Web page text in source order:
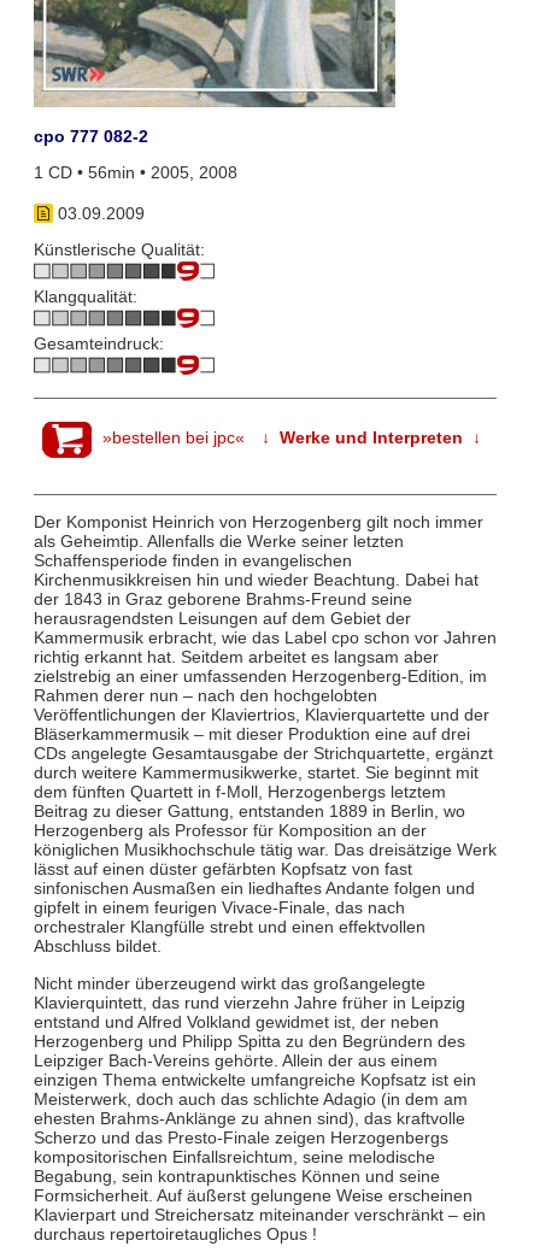
cpo 777 082-2
1 CD • 56min • 2005, 2008
03.09.2009
Künstlerische Qualität:
Klangqualität:
Gesamteindruck:
»bestellen bei jpc« ↓ Werke und Interpreten ↓
Der Komponist Heinrich von Herzogenberg gilt noch immer
als Geheimtip. Allenfalls die Werke seiner letzten
Schaffensperiode finden in evangelischen
Kirchenmusikkreisen hin und wieder Beachtung. Dabei hat
der 1843 in Graz geborene Brahms-Freund seine
herausragendsten Leisungen auf dem Gebiet der
Kammermusik erbracht, wie das Label cpo schon vor Jahren
richtig erkannt hat. Seitdem arbeitet es langsam aber
zielstrebig an einer umfassenden Herzogenberg-Edition, im
Rahmen derer nun – nach den hochgelobten
Veröffentlichungen der Klaviertrios, Klavierquartette und der
Bläserkammermusik – mit dieser Produktion eine auf drei
CDs angelegte Gesamtausgabe der Strichquartette, ergänzt
durch weitere Kammermusikwerke, startet. Sie beginnt mit
dem fünften Quartett in f-Moll, Herzogenbergs letztem
Beitrag zu dieser Gattung, entstanden 1889 in Berlin, wo
Herzogenberg als Professor für Komposition an der
königlichen Musikhochschule tätig war. Das dreisätzige Werk
lässt auf einen düster gefärbten Kopfsatz von fast
sinfonischen Ausmaßen ein liedhaftes Andante folgen und
gipfelt in einem feurigen Vivace-Finale, das nach
orchestraler Klangfülle strebt und einen effektvollen
Abschluss bildet.
Nicht minder überzeugend wirkt das großangelegte
Klavierquintett, das rund vierzehn Jahre früher in Leipzig
entstand und Alfred Volkland gewidmet ist, der neben
Herzogenberg und Philipp Spitta zu den Begründern des
Leipziger Bach-Vereins gehörte. Allein der aus einem
einzigen Thema entwickelte umfangreiche Kopfsatz ist ein
Meisterwerk, doch auch das schlichte Adagio (in dem am
ehesten Brahms-Anklänge zu ahnen sind), das kraftvolle
Scherzo und das Presto-Finale zeigen Herzogenbergs
kompositorischen Einfallsreichtum, seine melodische
Begabung, sein kontrapunktisches Können und seine
Formsicherheit. Auf äußerst gelungene Weise erscheinen
Klavierpart und Streichersatz miteinander verschränkt – ein
durchaus repertoiretaugliches Opus !